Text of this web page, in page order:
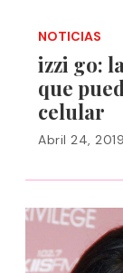
NOTICIAS
izzi go:
que
celular
Abril 24, 2019